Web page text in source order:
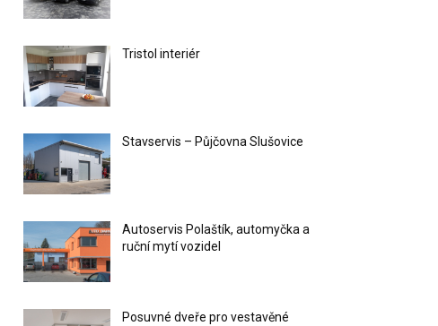
Tristol interiér
Stavservis – Půjčovna Slušovice
Autoservis Polaštík, automyčka a
ruční mytí vozidel
Posuvné dveře pro vestavěné